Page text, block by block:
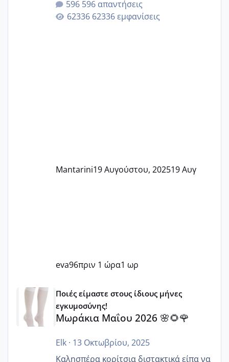
596 απαντήσεις
62336 εμφανίσεις
Mantarini19 Αυγούστου, 202519 Αυγ
eva96πριν 1 ώρα1 ωρ
Μωράκια Μαΐου 2026 🌸🌻🌹
Ποιές είμαστε στους ίδιους μήνες
εγκυμοσύνης!
Μωράκια Μαΐου 2026 🌸🌻🌹
Elk· 13 Οκτωβρίου, 2025
Καλησπέρα κορίτσια διστακτικά είπα να